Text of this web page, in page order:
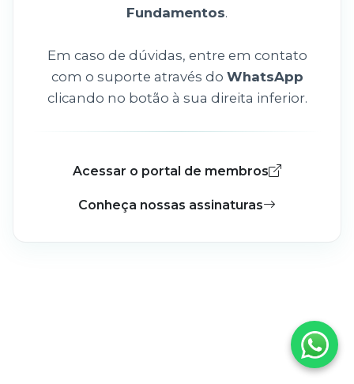
Fundamentos.
Em caso de dúvidas, entre em contato
com o suporte através do WhatsApp
clicando no botão à sua direita inferior.
Acessar o portal de membros
Conheça nossas assinaturas